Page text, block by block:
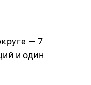
— 7
и один